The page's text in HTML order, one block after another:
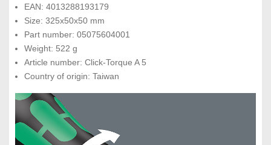
EAN: 4013288193179
Size: 325x50x50 mm
Part number: 05075604001
Weight: 522 g
Article number: Click-Torque A 5
Country of origin: Taiwan